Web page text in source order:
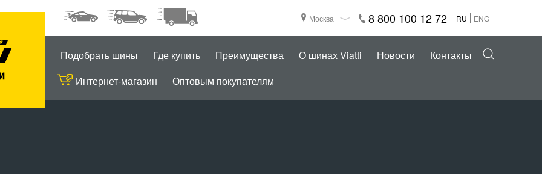
Москва 8 800 100 12 72 RU ENG
Подобрать шины Где купить Преимущества О шинах Viatti Новости
Контакты
Интернет-магазин
Оптовым покупателям